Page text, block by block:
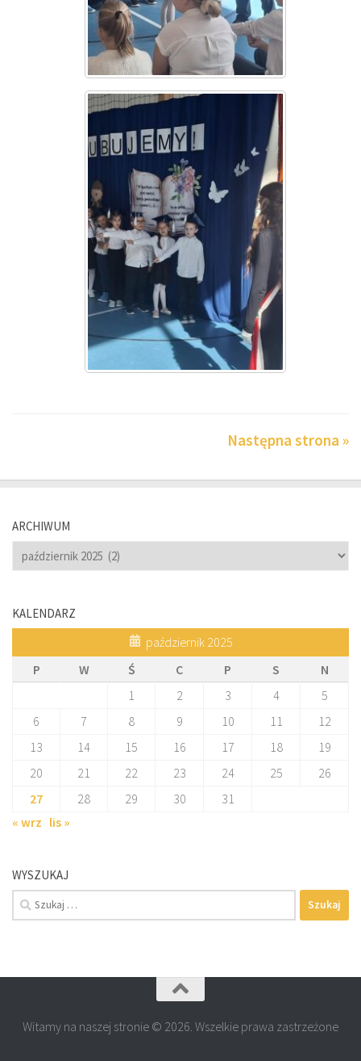
Następna strona »
ARCHIWUM
Archiwum
KALENDARZ
październik 2025
P
W Ś C P S
N
1
2 3 4
5
6
7 8 9 10 11
12
13
14 15 16 17 18
19
20
21 22 23 24 25
26
27
28 29 30
31
« wrz lis »
WYSZUKAJ
Szukaj:
Witamy na naszej stronie © 2026. Wszelkie prawa zastrzeżone